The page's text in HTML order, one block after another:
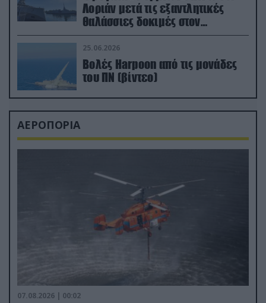
Λοριάν μετά τις εξαντλητικές
θαλάσσιες δοκιμές στον
απαιτητικό Βισκαϊκό
25.06.2026
Βολές Harpoon από τις μονάδες
του ΠΝ (βίντεο)
ΑΕΡΟΠΟΡΙΑ
07.08.2026 | 00:02